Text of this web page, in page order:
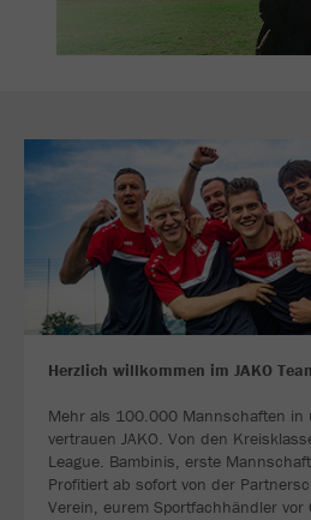
Herzlich willkommen im JAKO
Mehr als 100.000 Mannschaften in
vertrauen JAKO. Von den
League. Bambinis, erste
Profitiert ab sofort von der
Verein, eurem Sportfachhändler vor